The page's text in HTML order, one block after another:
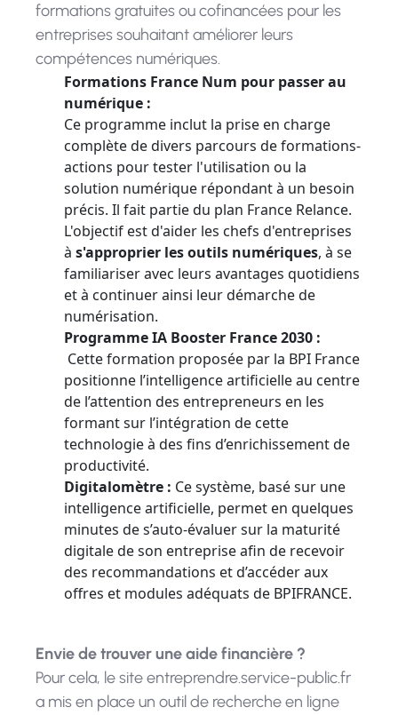
formations gratuites ou cofinancées pour les
entreprises souhaitant améliorer leurs
compétences numériques.
Formations France Num pour passer au
numérique :
Ce programme inclut la prise en charge
complète de divers parcours de formations-
actions pour tester l'utilisation ou la
solution numérique répondant à un besoin
précis. Il fait partie du plan France Relance.
L'objectif est d'aider les chefs d'entreprises
à s'approprier les outils numériques, à se
familiariser avec leurs avantages quotidiens
et à continuer ainsi leur démarche de
numérisation.
Programme IA Booster France 2030 :
Cette formation proposée par la BPI France
positionne l’intelligence artificielle au centre
de l’attention des entrepreneurs en les
formant sur l’intégration de cette
technologie à des fins d’enrichissement de
productivité.
Digitalomètre : Ce système, basé sur une
intelligence artificielle, permet en quelques
minutes de s’auto-évaluer sur la maturité
digitale de son entreprise afin de recevoir
des recommandations et d’accéder aux
offres et modules adéquats de BPIFRANCE.
Envie de trouver une aide financière ?
Pour cela, le site entreprendre.service-public.fr
a mis en place un outil de recherche en ligne